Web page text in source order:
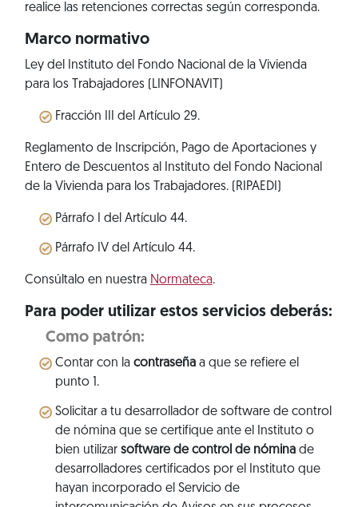
realice las retenciones correctas según corresponda.
Marco normativo
Ley del Instituto del Fondo Nacional de la Vivienda
para los Trabajadores (LINFONAVIT)
Fracción III del Artículo 29.
Reglamento de Inscripción, Pago de Aportaciones y
Entero de Descuentos al Instituto del Fondo Nacional
de la Vivienda para los Trabajadores. (RIPAEDI)
Párrafo I del Artículo 44.
Párrafo IV del Artículo 44.
Consúltalo en nuestra Normateca.
Para poder utilizar estos servicios deberás:
Como patrón:
Contar con la contraseñaa que se refiere el
punto 1.
Solicitar a tu desarrollador de software de control
de nómina que se certifique ante el Instituto o
bien utilizar software de control de nóminade
desarrolladores certificados por el Instituto que
hayan incorporado el Servicio de